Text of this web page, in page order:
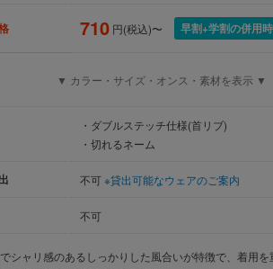
710 円(税込)〜 早割+学割の併用時
▼ カラー・サイズ・オンス・素材を表示 ▼
・ダブルステッチ仕様(首リブ)
・切れるネーム
不可※貸出可能なウェアのご案内
不可
シャリ感のあるしっかりした風合いが特徴で、着用を